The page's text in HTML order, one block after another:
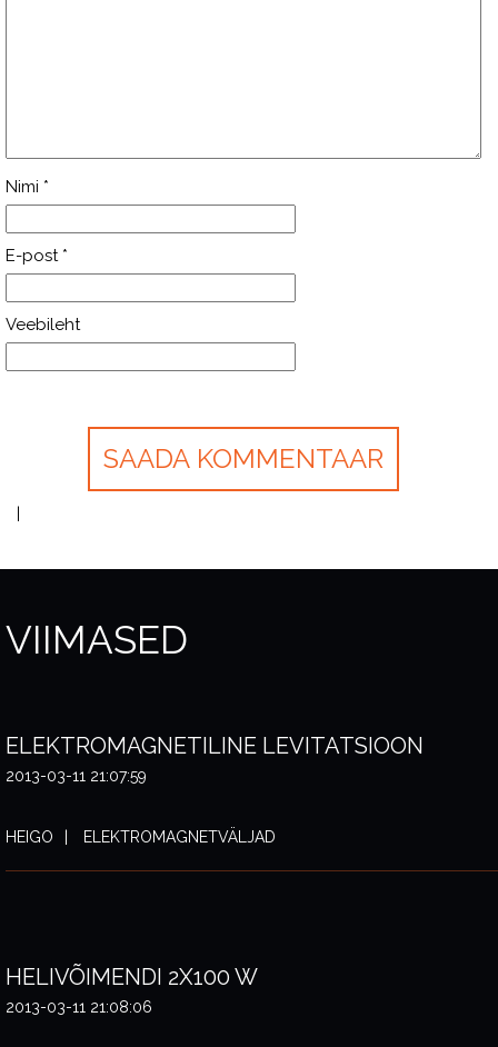
Nimi *
E-post *
Veebileht
VIIMASED
ELEKTROMAGNETILINE LEVITATSIOON
2013-03-11 21:07:59
HEIGO ELEKTROMAGNETVÄLJAD
HELIVÕIMENDI 2X100 W
2013-03-11 21:08:06